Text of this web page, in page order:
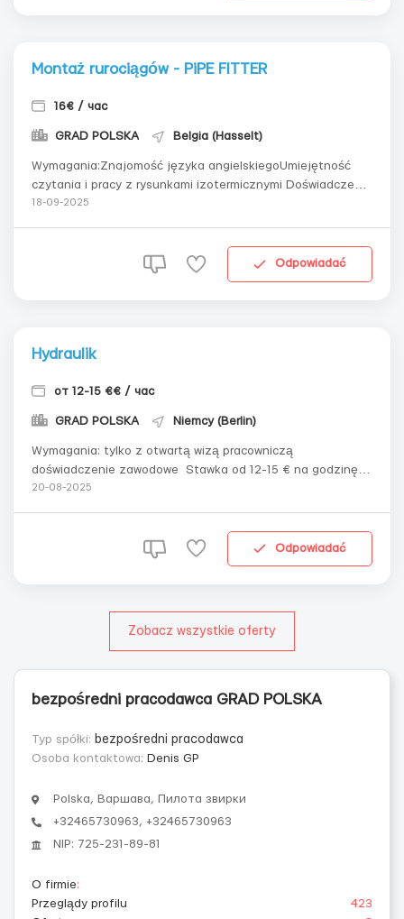
Montaż rurociągów - PiPE FITTER
16€ / час
GRAD POLSKA Belgia (Hasselt)
Wymagania:Znajomość języka angielskiegoUmiejętność
czytania i pracy z rysunkami izotermicznymi Doświadczenie
w tej branży Aktualna wiza pracownicza Gdzie pracować?
18-09-2025
Odpowiadać
Hydraulik
от 12-15 €€ / час
GRAD POLSKA Niemcy (Berlin)
Wymagania: tylko z otwartą wizą pracowniczą
doświadczenie zawodowe Stawka od 12-15 € na godzinę
Od 200 godzin pracy i możliwe wyżej, wynagrodzenie 2600-
20-08-2025
Odpowiadać
Zobacz wszystkie oferty
bezpośredni pracodawca GRAD POLSKA
Typ spółki: bezpośredni pracodawca
Osoba kontaktowa: Denis GP
Polska, Варшава, Пилота звирки
+32465730963, +32465730963
NIP: 725-231-89-81
O firmie:
Przeglądy profilu
423